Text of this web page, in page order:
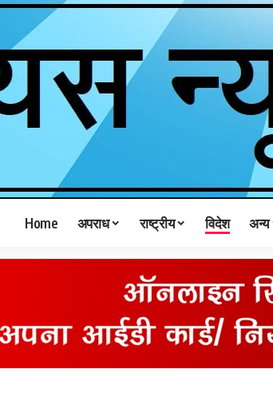
Home अपराध राष्ट्रीय विदेश अन्य